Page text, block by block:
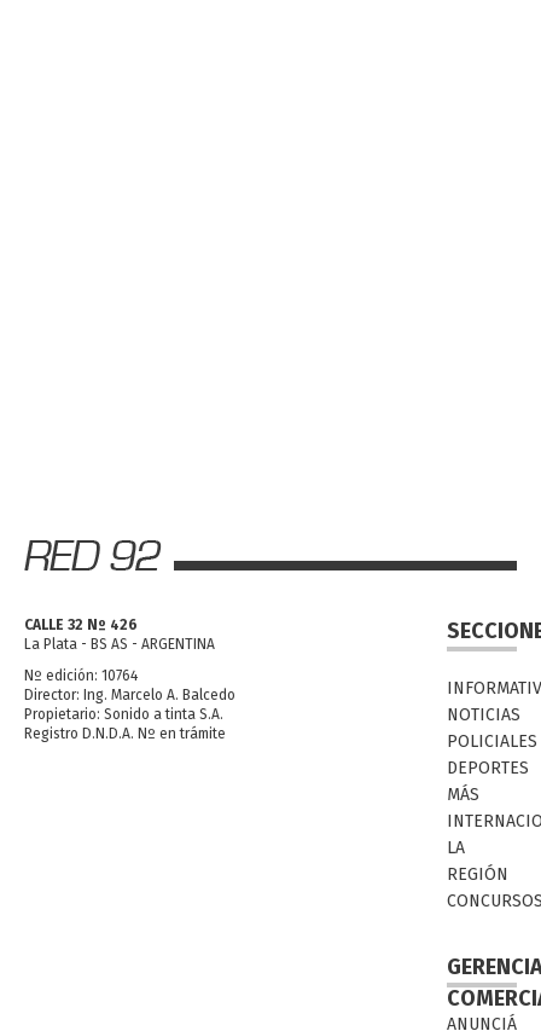
CALLE 32 Nº 426
La Plata - BS AS - ARGENTINA
Nº edición: 10764
Director: Ing. Marcelo A. Balcedo
Propietario: Sonido a tinta S.A.
Registro D.N.D.A. Nº en trámite
NOTICIAS
POLICIALES
DEPORTES
MÁS
LA
REGIÓN
ANUNCIÁ